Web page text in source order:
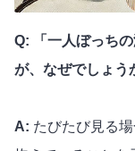
Q: 「一人ぼっち
が、なぜでしょう
A: たびたび見る